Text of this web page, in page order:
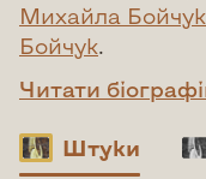
Михайла
Бойчук.
Читати
Штуки